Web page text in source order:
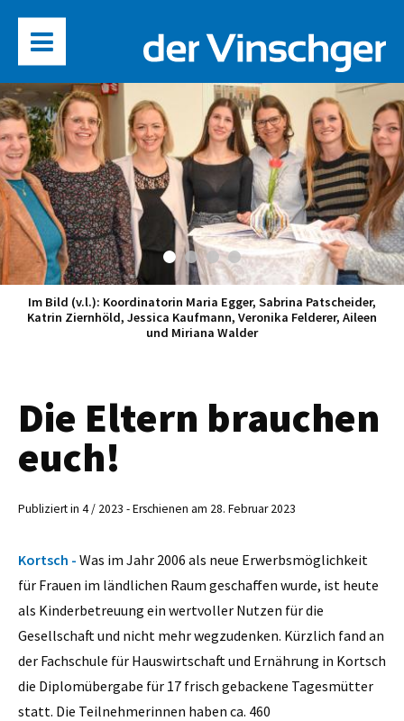
Im Bild (v.l.): Koordinatorin Maria Egger, Sabrina Patscheider,
Katrin Ziernhöld, Jessica Kaufmann, Veronika Felderer, Aileen
und Miriana Walder
Die Eltern brauchen
euch!
Publiziert in 4 / 2023 - Erschienen am 28. Februar 2023
Kortsch - Was im Jahr 2006 als neue Erwerbsmöglichkeit
für Frauen im ländlichen Raum geschaffen wurde, ist heute
als Kinderbetreuung ein wertvoller Nutzen für die
Gesellschaft und nicht mehr wegzudenken. Kürzlich fand an
der Fachschule für Hauswirtschaft und Ernährung in Kortsch
die Diplomübergabe für 17 frisch gebackene Tagesmütter
statt. Die Teilnehmerinnen haben ca. 460